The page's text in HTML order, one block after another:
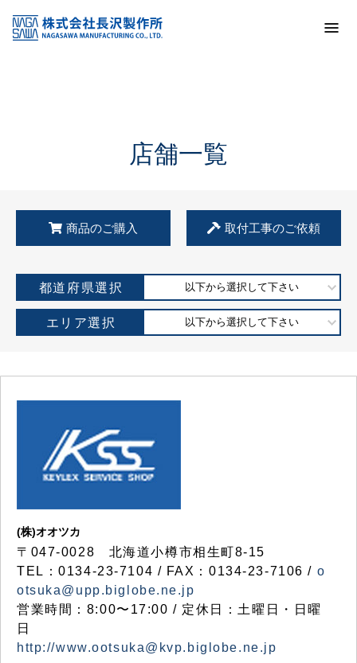
KSS加盟店・取扱店情報
店舗一覧
店舗一覧
商品のご購入 取付工事のご依頼
都道府県選択 以下から選択して下さい
エリア選択 以下から選択して下さい
(株)オオツカ
〒047-0028 北海道小樽市相生町8-15
TEL：0134-23-7104 / FAX：0134-23-7106 / o
otsuka@upp.biglobe.ne.jp
営業時間：8:00〜17:00 / 定休日：土曜日・日曜
日
http://www.ootsuka@kvp.biglobe.ne.jp